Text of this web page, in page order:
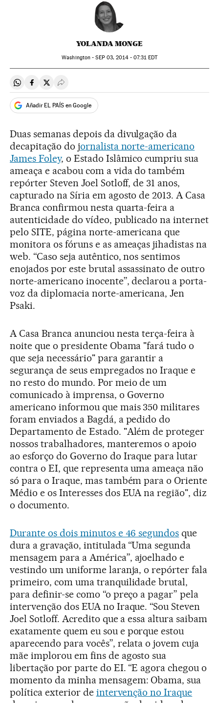
YOLANDA MONGE
Washington -SEP03, 2014 - 07:31EDT
Compartir en Whatsapp
Compartir en Facebook
Compartir en Twitter
Desplegar Redes Sociales
Añadir EL PAÍS en Google
Duas semanas depois da divulgação da
decapitação do jornalista norte-americano
James Foley, o Estado Islâmico cumpriu sua
ameaça e acabou com a vida do também
repórter Steven Joel Sotloff, de 31 anos,
capturado na Síria em agosto de 2013. A Casa
Branca confirmou nesta quarta-feira a
autenticidade do vídeo, publicado na internet
pelo SITE, página norte-americana que
monitora os fóruns e as ameaças jihadistas na
web. “Caso seja autêntico, nos sentimos
enojados por este brutal assassinato de outro
norte-americano inocente”, declarou a porta-
voz da diplomacia norte-americana, Jen
Psaki.
A Casa Branca anunciou nesta terça-feira à
noite que o presidente Obama "fará tudo o
que seja necessário" para garantir a
segurança de seus empregados no Iraque e
no resto do mundo. Por meio de um
comunicado à imprensa, o Governo
americano informou que mais 350 militares
foram enviados a Bagdá, a pedido do
Departamento de Estado. "Além de proteger
nossos trabalhadores, manteremos o apoio
ao esforço do Governo do Iraque para lutar
contra o EI, que representa uma ameaça não
só para o Iraque, mas também para o Oriente
Médio e os Interesses dos EUA na região", diz
o documento.
Durante os dois minutos e 46 segundos que
dura a gravação, intitulada “Uma segunda
mensagem para a América”, ajoelhado e
vestindo um uniforme laranja, o repórter fala
primeiro, com uma tranquilidade brutal,
para definir-se como “o preço a pagar” pela
intervenção dos EUA no Iraque. “Sou Steven
Joel Sotloff. Acredito que a essa altura saibam
exatamente quem eu sou e porque estou
aparecendo para vocês”, relata o jovem cuja
mãe implorou em fins de agosto sua
libertação por parte do EI. “E agora chegou o
momento da minha mensagem: Obama, sua
política exterior de intervenção no Iraque